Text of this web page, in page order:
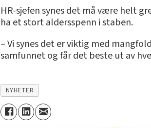
HR-sjefen synes det må være helt
ha et stort aldersspenn i staben.
– Vi synes det er viktig med
samfunnet og får det beste ut av
NYHETER